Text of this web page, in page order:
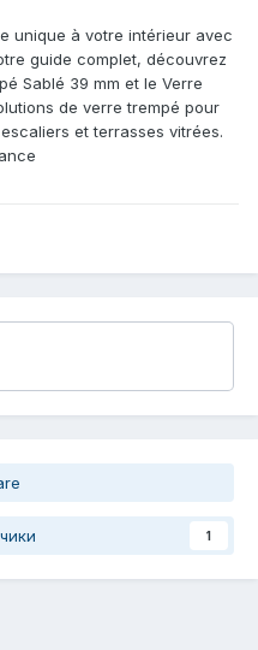
unique à votre intérieur avec
guide complet, découvrez
Sablé 39 mm et le Verre
de verre trempé pour
et terrasses vitrées.
1